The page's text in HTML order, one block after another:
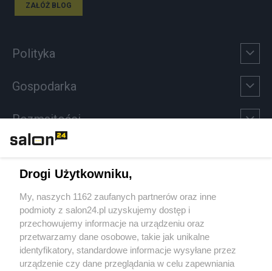
ZAŁÓŻ BLOG
Polityka
Gospodarka
Rozmaitości
Sport
Społeczeństwo
Kultura
Drogi Użytkowniku,
My, naszych 1162 zaufanych partnerów oraz inne
podmioty z salon24.pl uzyskujemy dostęp i
przechowujemy informacje na urządzeniu oraz
przetwarzamy dane osobowe, takie jak unikalne
identyfikatory, standardowe informacje wysyłane przez
urządzenie czy dane przeglądania w celu zapewniania